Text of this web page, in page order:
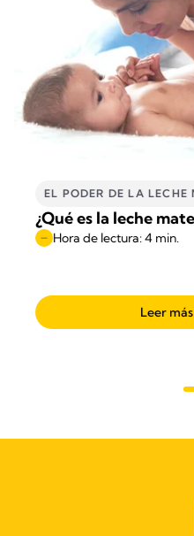
EL PODER DE LA LECHE
¿Qué es la leche
Hora de lectura: 4 min.
Leer más